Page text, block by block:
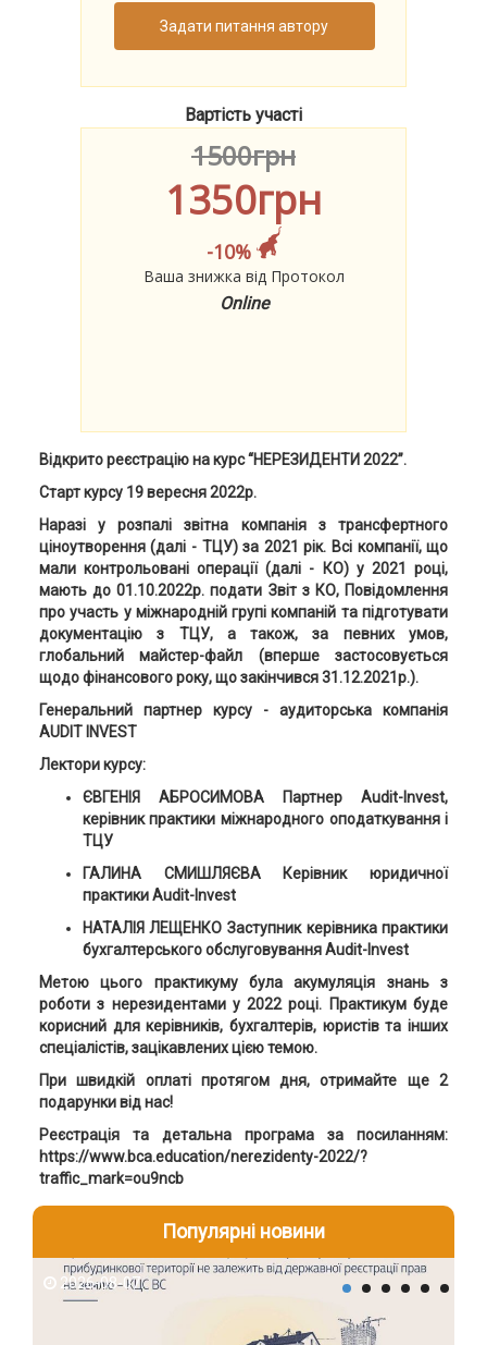
Задати питання автору
Вартість участі
1500грн
1350грн
-10%
Ваша знижка від Протокол
Online
Відкрито реєстрацію на курс “НЕРЕЗИДЕНТИ 2022”.
Старт курсу 19 вересня 2022р.
Наразі у розпалі звітна компанія з трансфертного
ціноутворення (далі - ТЦУ) за 2021 рік. Всі компанії, що
мали контрольовані операції (далі - КО) у 2021 році,
мають до 01.10.2022р. подати Звіт з КО, Повідомлення
про участь у міжнародній групі компаній та підготувати
документацію з ТЦУ, а також, за певних умов,
глобальний майстер-файл (вперше застосовується
щодо фінансового року, що закінчився 31.12.2021р.).
Генеральний партнер курсу - аудиторська компанія
AUDIT INVEST
Лектори курсу:
ЄВГЕНІЯ АБРОСИМОВА Партнер Audit-Invest,
керівник практики міжнародного оподаткування і
ТЦУ
ГАЛИНА СМИШЛЯЄВА Керівник юридичної
практики Audit-Invest
НАТАЛІЯ ЛЕЩЕНКО Заступник керівника практики
бухгалтерського обслуговування Audit-Invest
Метою цього практикуму була акумуляція знань з
роботи з нерезидентами у 2022 році. Практикум буде
корисний для керівників, бухгалтерів, юристів та інших
спеціалістів, зацікавлених цією темою.
При швидкій оплаті протягом дня, отримайте ще 2
подарунки від нас!
Реєстрація та детальна програма за посиланням:
https://www.bca.education/nerezidenty-2022/?
traffic_mark=ou9ncb
Популярні новини
2026-08-07